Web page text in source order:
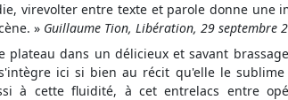
virevolter entre texte et parole donne une
» Guillaume Tion, Libération, 29 septembre
plateau dans un délicieux et savant
ici si bien au récit qu'elle le sublime
à cette fluidité, à cet entrelacs entre